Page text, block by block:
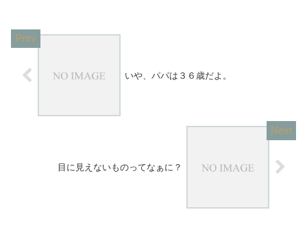
いや、パパは３６歳だよ。
目に見えないものってなぁに？